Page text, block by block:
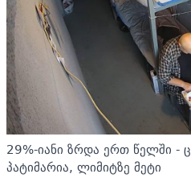
29%-იანი ზრდა ერთ წელში -
პატიმარია, ლიმიტზე მეტი